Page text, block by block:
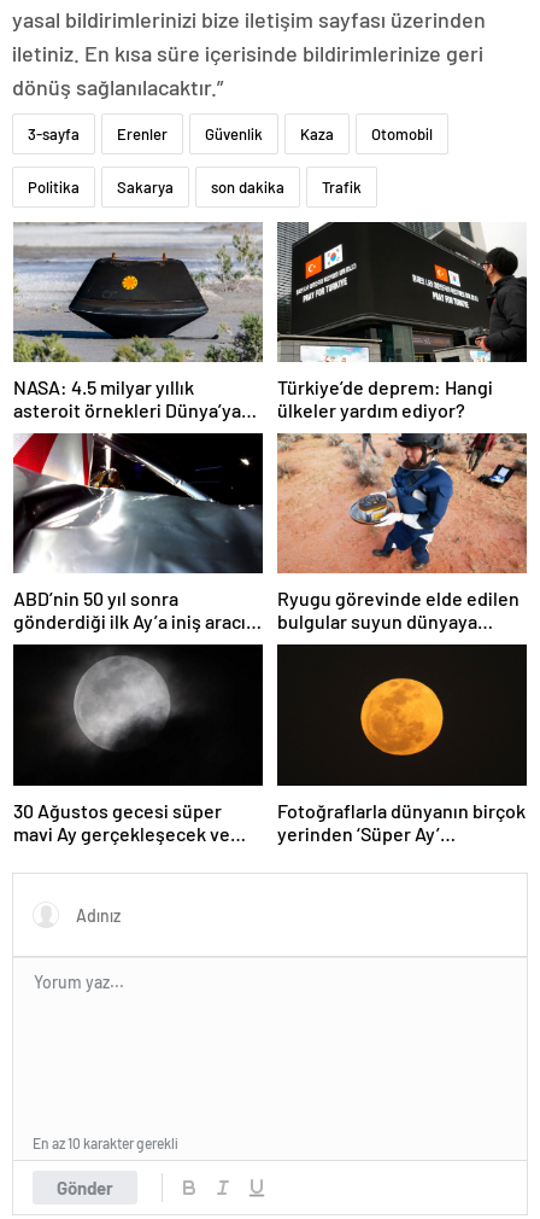
yasal bildirimlerinizi bize iletişim sayfası üzerinden
iletiniz. En kısa süre içerisinde bildirimlerinize geri
dönüş sağlanılacaktır.”
3-sayfa Erenler Güvenlik Kaza Otomobil
Politika Sakarya son dakika Trafik
NASA: 4.5 milyar yıllık
asteroit örnekleri Dünya’ya
getirildi; yaşamın
başlangıcına ışık tutabilir
Türkiye’de deprem: Hangi
ülkeler yardım ediyor?
ABD’nin 50 yıl sonra
gönderdiği ilk Ay’a iniş aracı
Peregrine atmosferde
yanarak denize düştü
Ryugu görevinde elde edilen
bulgular suyun dünyaya
asteroitlerce getirilmiş
30 Ağustos gecesi süper
mavi Ay gerçekleşecek ve
olacak
Fotoğraflarla dünyanın birçok
yerinden ‘Süper Ay’
Gönder
En az 10 karakter gerekli